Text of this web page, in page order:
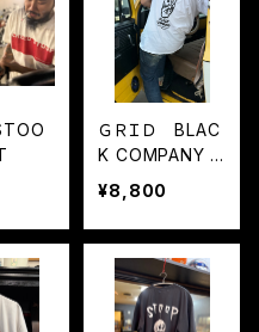
ＧＲＩＤ BLAC
K COMPANY T
¥8,800